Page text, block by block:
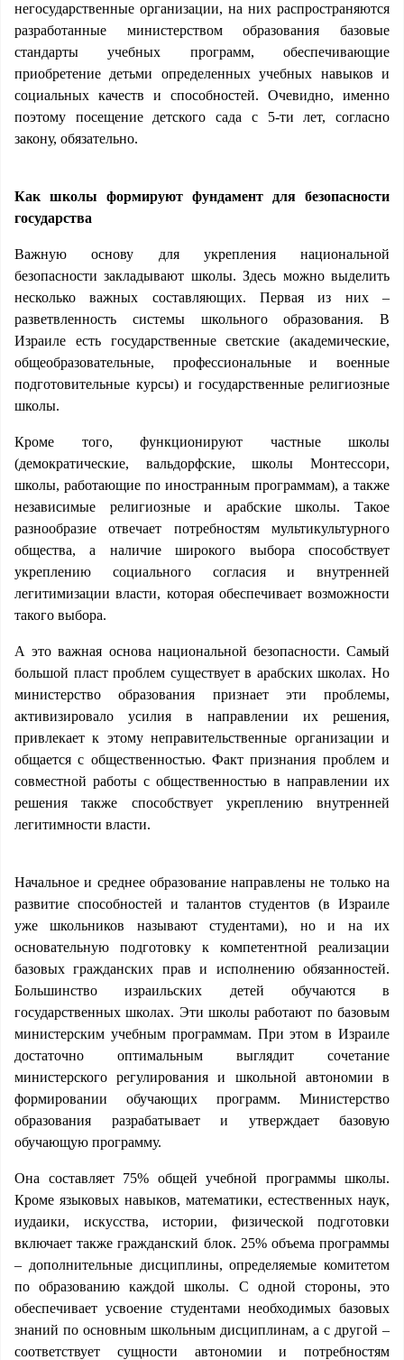
негосударственные организации, на них распространяются
разработанные министерством образования базовые
стандарты учебных программ, обеспечивающие
приобретение детьми определенных учебных навыков и
социальных качеств и способностей. Очевидно, именно
поэтому посещение детского сада с 5-ти лет, согласно
закону, обязательно.
Как школы формируют фундамент для безопасности
государства
Важную основу для укрепления национальной
безопасности закладывают школы. Здесь можно выделить
несколько важных составляющих. Первая из них –
разветвленность системы школьного образования. В
Израиле есть государственные светские (академические,
общеобразовательные, профессиональные и военные
подготовительные курсы) и государственные религиозные
школы.
Кроме того, функционируют частные школы
(демократические, вальдорфские, школы Монтессори,
школы, работающие по иностранным программам), а также
независимые религиозные и арабские школы. Такое
разнообразие отвечает потребностям мультикультурного
общества, а наличие широкого выбора способствует
укреплению социального согласия и внутренней
легитимизации власти, которая обеспечивает возможности
такого выбора.
А это важная основа национальной безопасности. Самый
большой пласт проблем существует в арабских школах. Но
министерство образования признает эти проблемы,
активизировало усилия в направлении их решения,
привлекает к этому неправительственные организации и
общается с общественностью. Факт признания проблем и
совместной работы с общественностью в направлении их
решения также способствует укреплению внутренней
легитимности власти.
Начальное и среднее образование направлены не только на
развитие способностей и талантов студентов (в Израиле
уже школьников называют студентами), но и на их
основательную подготовку к компетентной реализации
базовых гражданских прав и исполнению обязанностей.
Большинство израильских детей обучаются в
государственных школах. Эти школы работают по базовым
министерским учебным программам. При этом в Израиле
достаточно оптимальным выглядит сочетание
министерского регулирования и школьной автономии в
формировании обучающих программ. Министерство
образования разрабатывает и утверждает базовую
обучающую программу.
Она составляет 75% общей учебной программы школы.
Кроме языковых навыков, математики, естественных наук,
иудаики, искусства, истории, физической подготовки
включает также гражданский блок. 25% объема программы
– дополнительные дисциплины, определяемые комитетом
по образованию каждой школы. С одной стороны, это
обеспечивает усвоение студентами необходимых базовых
знаний по основным школьным дисциплинам, а с другой –
соответствует сущности автономии и потребностям